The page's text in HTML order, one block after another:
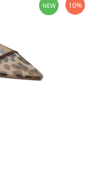
NEW 10%